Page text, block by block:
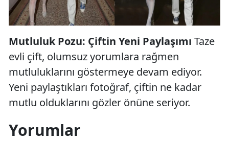
Mutluluk Pozu: Çiftin Yeni Paylaşımı Taze
evli çift, olumsuz yorumlara rağmen
mutluluklarını göstermeye devam ediyor.
Yeni paylaştıkları fotoğraf, çiftin ne kadar
mutlu olduklarını gözler önüne seriyor.
Yorumlar